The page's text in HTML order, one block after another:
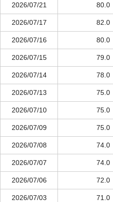
2026/07/21 80.0
2026/07/17 82.0
2026/07/16 80.0
2026/07/15 79.0
2026/07/14 78.0
2026/07/13 75.0
2026/07/10 75.0
2026/07/09 75.0
2026/07/08 74.0
2026/07/07 74.0
2026/07/06 72.0
2026/07/03 71.0